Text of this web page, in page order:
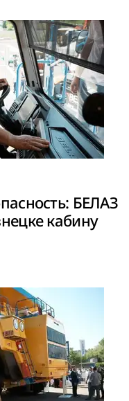
БЕЛАЗ
кабину